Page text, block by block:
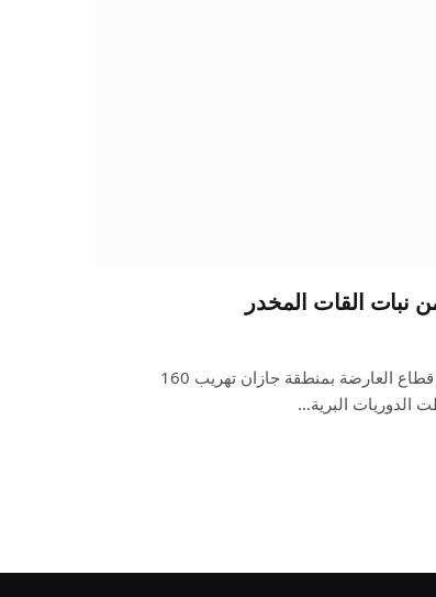
أحبطت الدوريات البرية لحرس الحدود في قطاع العارضة بمنطقة جازان تهريب 160
الدوريات البرية…